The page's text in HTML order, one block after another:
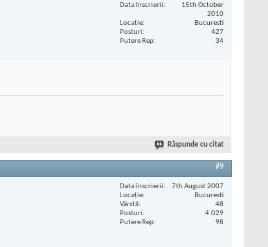
Data înscrierii
15th October
2010
Locaţie
Bucuresti
Posturi
427
Putere Rep
34
Răspunde cu citat
#9
Data înscrierii
7th August 2007
Locaţie
Bucuresti
Vârstă
48
Posturi
4.029
Putere Rep
98